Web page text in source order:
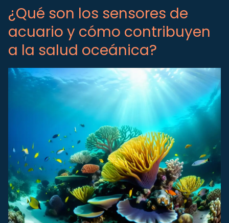
¿Qué son los sensores de
acuario y cómo contribuyen
a la salud oceánica?